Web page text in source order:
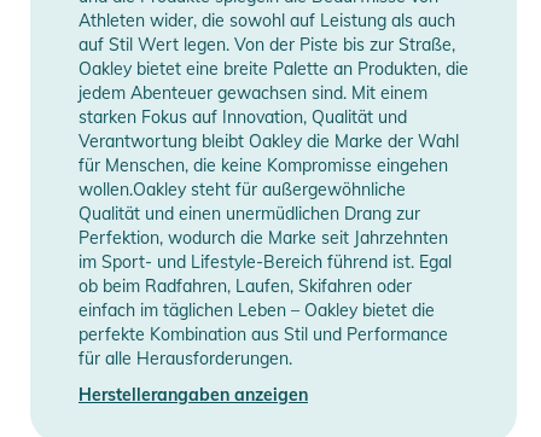
- Aufprallschutz: Oakley-Gläser wurden unter extremen
Bedingungen im Hinblick auf Masse und Geschwindigkeit
entwickelt und getestet, um einen kompromisslosen Schutz in
einer Vielzahl von anspruchsvollen Umgebungen zu
gewährleisten.
Prizm Road Jade
- Lichtübertragung: 15 %
- Lichtverhältnisse: Helles Licht
- Basis Gläserfarbe: Rose
Produktinformationen und
Sicherheitshinweise
Athleten wider, die sowohl auf Leistung als auch
auf Stil Wert legen. Von der Piste bis zur Straße,
Oakley bietet eine breite Palette an Produkten, die
jedem Abenteuer gewachsen sind. Mit einem
starken Fokus auf Innovation, Qualität und
Verantwortung bleibt Oakley die Marke der Wahl
für Menschen, die keine Kompromisse eingehen
wollen.Oakley steht für außergewöhnliche
Qualität und einen unermüdlichen Drang zur
Perfektion, wodurch die Marke seit Jahrzehnten
im Sport- und Lifestyle-Bereich führend ist. Egal
ob beim Radfahren, Laufen, Skifahren oder
einfach im täglichen Leben – Oakley bietet die
perfekte Kombination aus Stil und Performance
für alle Herausforderungen.
Herstellerangaben anzeigen